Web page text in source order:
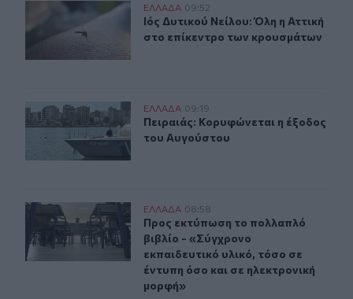
Ιός Δυτικού Νείλου: Όλη η Αττική στο επίκεντρο των
ΕΛΛAΔΑ 09:52
Ιός Δυτικού Νείλου: Όλη η Αττική
Ιός Δυτικού Νείλου: Όλη η Αττική
στο επίκεντρο των κρουσμάτων
Πειραιάς: Κορυφώνεται η έξοδος του Αυγούστου
ΕΛΛAΔΑ 09:19
Πειραιάς: Κορυφώνεται η έξοδος
Πειραιάς: Κορυφώνεται η έξοδος
του Αυγούστου
Προς εκτύπωση το πολλαπλό βιβλίο - «Σύγχρονο
ΕΛΛAΔΑ 08:58
Προς εκτύπωση το πολλαπλό
Προς εκτύπωση το πολλαπλό
βιβλίο - «Σύγχρονο
εκπαιδευτικό υλικό, τόσο σε
έντυπη όσο και σε ηλεκτρονική
μορφή»